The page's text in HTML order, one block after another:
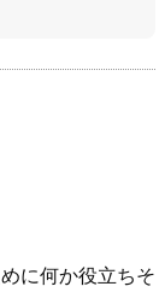
に何か役立ちそ